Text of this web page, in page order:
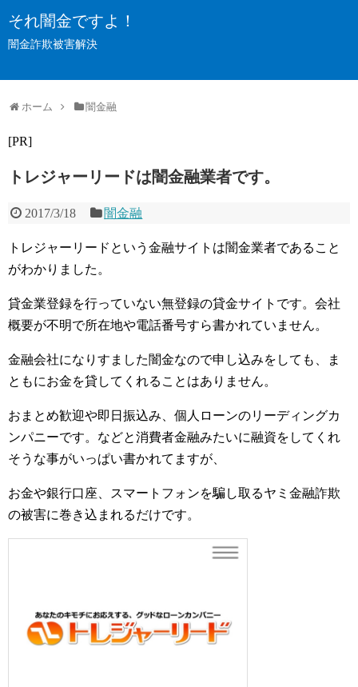
それ闇金ですよ！
闇金詐欺被害解決
ホーム 闇金融
[PR]
トレジャーリードは闇金融業者です。
2017/3/18 闇金融
トレジャーリードという金融サイトは闇金業者であること
がわかりました。
貸金業登録を行っていない無登録の貸金サイトです。会社
概要が不明で所在地や電話番号すら書かれていません。
金融会社になりすました闇金なので申し込みをしても、ま
ともにお金を貸してくれることはありません。
おまとめ歓迎や即日振込み、個人ローンのリーディングカ
ンパニーです。などと消費者金融みたいに融資をしてくれ
そうな事がいっぱい書かれてますが、
お金や銀行口座、スマートフォンを騙し取るヤミ金融詐欺
の被害に巻き込まれるだけです。